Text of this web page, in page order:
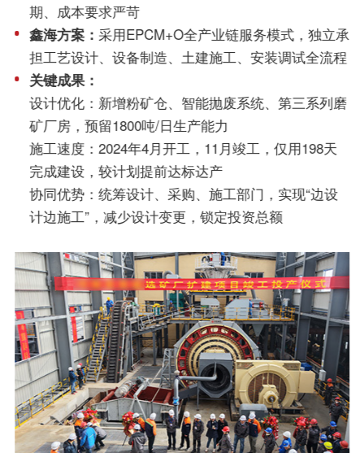
期、成本要求严苛
鑫海方案： 采用EPCM+O全产业链服务模式，独立承
担工艺设计、设备制造、土建施工、安装调试全流程
关键成果：
设计优化：新增粉矿仓、智能抛废系统、第三系列磨
矿厂房，预留1800吨/日生产能力
施工速度：2024年4月开工，11月竣工，仅用198天
完成建设，较计划提前达标达产
协同优势：统筹设计、采购、施工部门，实现“边设
计边施工”，减少设计变更，锁定投资总额